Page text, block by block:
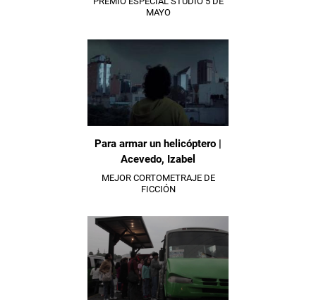
MAYO
Para armar un helicóptero |
Acevedo, Izabel
MEJOR CORTOMETRAJE DE
FICCIÓN